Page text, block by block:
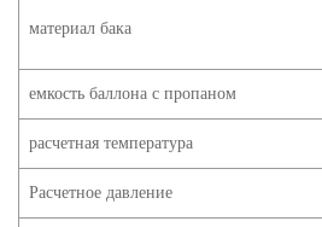
материал бака
емкость баллона с пропаном
расчетная температура
Расчетное давление